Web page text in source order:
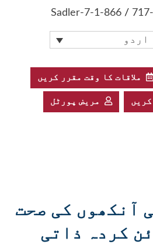
/
1-866-Sadler-7
اردو
ملاقات کا وقت مقرر کریں
مریض پورٹل
آنکھوں کی صحت
کردہ ذاتی